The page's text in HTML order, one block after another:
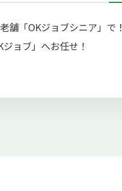
舗「OKジョブシニア」で！
ョブ」へお任せ！